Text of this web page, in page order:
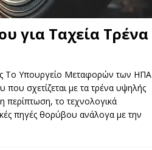
για Ταχεία Τρένα
Το Υπουργείο Μεταφορών των ΗΠΑ
σχετίζεται με τα τρένα υψηλής
περίπτωση, το τεχνολογικά
πηγές θορύβου ανάλογα με την